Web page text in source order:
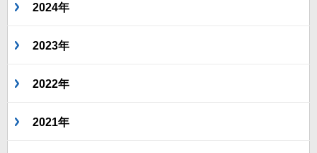
2024年
2023年
2022年
2021年